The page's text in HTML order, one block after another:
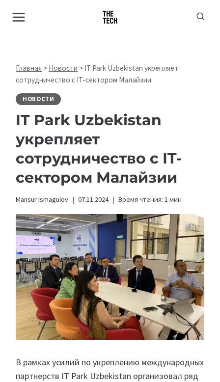
Главная > Новости > IT Park Uzbekistan укрепляет
сотрудничество с IT-сектором Малайзии
НОВОСТИ
IT Park Uzbekistan
укрепляет
сотрудничество с IT-
сектором Малайзии
Mansur Ismagulov 07.11.2024 Время чтения: 1 мин
В рамках усилий по укреплению международных
партнерств IT Park Uzbekistan организовал ряд